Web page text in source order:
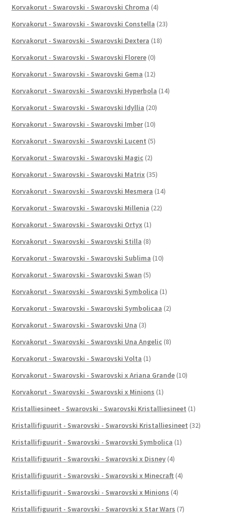
Korvakorut - Swarovski - Swarovski Chroma (4)
Korvakorut - Swarovski - Swarovski Constella (23)
Korvakorut - Swarovski - Swarovski Dextera (18)
Korvakorut - Swarovski - Swarovski Florere (0)
Korvakorut - Swarovski - Swarovski Gema (12)
Korvakorut - Swarovski - Swarovski Hyperbola (14)
Korvakorut - Swarovski - Swarovski Idyllia (20)
Korvakorut - Swarovski - Swarovski Imber (10)
Korvakorut - Swarovski - Swarovski Lucent (5)
Korvakorut - Swarovski - Swarovski Magic (2)
Korvakorut - Swarovski - Swarovski Matrix (35)
Korvakorut - Swarovski - Swarovski Mesmera (14)
Korvakorut - Swarovski - Swarovski Millenia (22)
Korvakorut - Swarovski - Swarovski Ortyx (1)
Korvakorut - Swarovski - Swarovski Stilla (8)
Korvakorut - Swarovski - Swarovski Sublima (10)
Korvakorut - Swarovski - Swarovski Swan (5)
Korvakorut - Swarovski - Swarovski Symbolica (1)
Korvakorut - Swarovski - Swarovski Symbolicaa (2)
Korvakorut - Swarovski - Swarovski Una (3)
Korvakorut - Swarovski - Swarovski Una Angelic (8)
Korvakorut - Swarovski - Swarovski Volta (1)
Korvakorut - Swarovski - Swarovski x Ariana Grande (10)
Korvakorut - Swarovski - Swarovski x Minions (1)
Kristalliesineet - Swarovski - Swarovski Kristalliesineet (1)
Kristallifiguurit - Swarovski - Swarovski Kristalliesineet (32)
Kristallifiguurit - Swarovski - Swarovski Symbolica (1)
Kristallifiguurit - Swarovski - Swarovski x Disney (4)
Kristallifiguurit - Swarovski - Swarovski x Minecraft (4)
Kristallifiguurit - Swarovski - Swarovski x Minions (4)
Kristallifiguurit - Swarovski - Swarovski x Star Wars (7)